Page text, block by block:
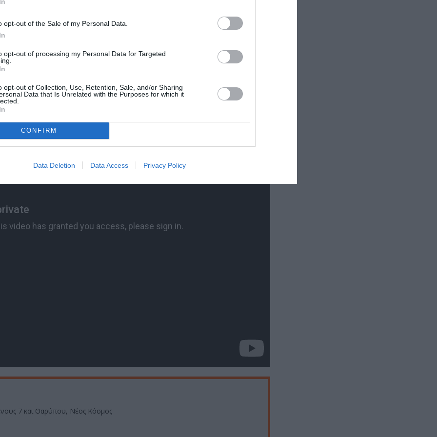
opt-out of the Sale of my Personal Data.
opt-out of processing my Personal Data for Targeted
opt-out of Collection, Use, Retention, Sale, and/or Sharing
Data that Is Unrelated with the Purposes for which it
CONFIRM
Data Deletion Data Access Privacy Policy
7 και Θαρύπου, Νέος Κόσμος